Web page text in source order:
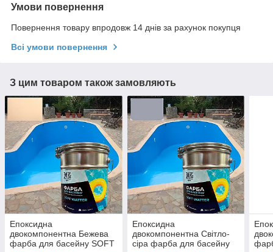
Умови повернення
Повернення товару впродовж 14 днів за рахунок покупця
Всі умови повернення
З цим товаром також замовляють
Епоксидна
двокомпонентна Бежева
фарба для басейну SOFT
Епоксидна
двокомпонентна Світло-
сіра фарба для басейну